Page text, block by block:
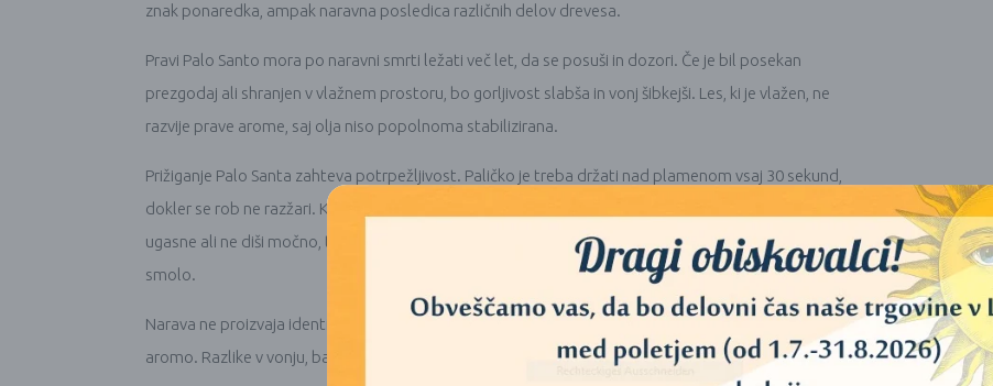
znak ponaredka, ampak naravna posledica različnih delov drevesa.
Pravi Palo Santo mora po naravni smrti ležati več let, da se posuši in dozori. Če je bil posekan
prezgodaj ali shranjen v vlažnem prostoru, bo gorljivost slabša in vonj šibkejši. Les, ki je vlažen, ne
razvije prave arome, saj olja niso popolnoma stabilizirana.
Prižiganje Palo Santa zahteva potrpežljivost. Paličko je treba držati nad plamenom vsaj 30 sekund,
dokler se rob ne razžari. Ko plamen ugasne, dim sprosti aromatične molekule. Če se Palo Santo hitro
ugasne ali ne diši močno, to ne pomeni, da ni pravi, ampak da vsebuje drugačno razmerje med lesom in
smolo.
Narava ne proizvaja identičnih kosov. Vsak del drevesa ima svoj značaj, enako kot vsak človek svojo
aromo. Razlike v vonju, barvi in gorenju so dokaz pristnosti, ne napaka izdelka.